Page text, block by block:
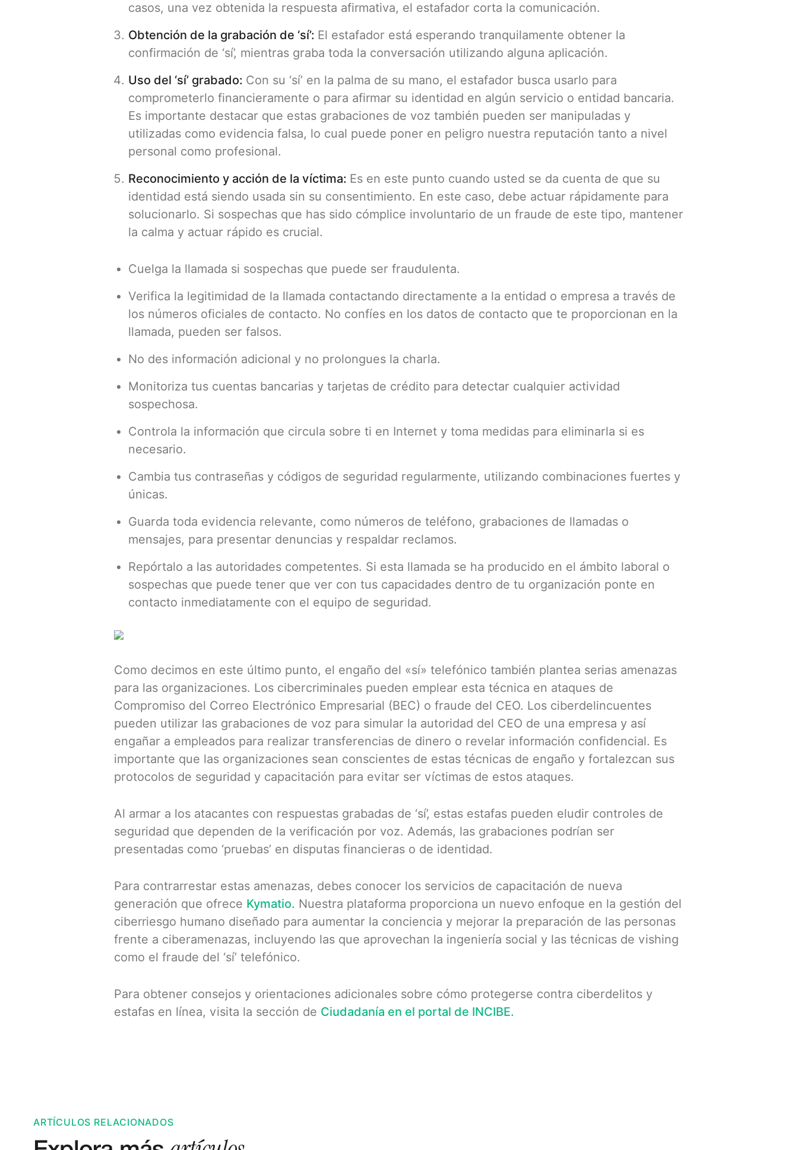
casos, una vez obtenida la respuesta afirmativa, el estafador corta la comunicación.
Obtención de la grabación de ‘sí’: El estafador está esperando tranquilamente obtener la
confirmación de ‘sí’, mientras graba toda la conversación utilizando alguna aplicación.
Uso del ‘sí’ grabado: Con su ‘sí’ en la palma de su mano, el estafador busca usarlo para
comprometerlo financieramente o para afirmar su identidad en algún servicio o entidad bancaria.
Es importante destacar que estas grabaciones de voz también pueden ser manipuladas y
utilizadas como evidencia falsa, lo cual puede poner en peligro nuestra reputación tanto a nivel
personal como profesional.
Reconocimiento y acción de la víctima: Es en este punto cuando usted se da cuenta de que su
identidad está siendo usada sin su consentimiento. En este caso, debe actuar rápidamente para
solucionarlo. Si sospechas que has sido cómplice involuntario de un fraude de este tipo, mantener
la calma y actuar rápido es crucial.
Cuelga la llamada si sospechas que puede ser fraudulenta.
Verifica la legitimidad de la llamada contactando directamente a la entidad o empresa a través de
los números oficiales de contacto. No confíes en los datos de contacto que te proporcionan en la
llamada, pueden ser falsos.
No des información adicional y no prolongues la charla.
Monitoriza tus cuentas bancarias y tarjetas de crédito para detectar cualquier actividad
sospechosa.
Controla la información que circula sobre ti en Internet y toma medidas para eliminarla si es
necesario.
Cambia tus contraseñas y códigos de seguridad regularmente, utilizando combinaciones fuertes y
únicas.
Guarda toda evidencia relevante, como números de teléfono, grabaciones de llamadas o
mensajes, para presentar denuncias y respaldar reclamos.
Repórtalo a las autoridades competentes. Si esta llamada se ha producido en el ámbito laboral o
sospechas que puede tener que ver con tus capacidades dentro de tu organización ponte en
contacto inmediatamente con el equipo de seguridad.
Como decimos en este último punto, el engaño del «sí» telefónico también plantea serias amenazas
para las organizaciones. Los cibercriminales pueden emplear esta técnica en ataques de
Compromiso del Correo Electrónico Empresarial (BEC) o fraude del CEO. Los ciberdelincuentes
pueden utilizar las grabaciones de voz para simular la autoridad del CEO de una empresa y así
engañar a empleados para realizar transferencias de dinero o revelar información confidencial. Es
importante que las organizaciones sean conscientes de estas técnicas de engaño y fortalezcan sus
protocolos de seguridad y capacitación para evitar ser víctimas de estos ataques.
Al armar a los atacantes con respuestas grabadas de ‘sí’, estas estafas pueden eludir controles de
seguridad que dependen de la verificación por voz. Además, las grabaciones podrían ser
presentadas como ‘pruebas’ en disputas financieras o de identidad.
Para contrarrestar estas amenazas, debes conocer los servicios de capacitación de nueva
generación que ofrece Kymatio. Nuestra plataforma proporciona un nuevo enfoque en la gestión del
ciberriesgo humano diseñado para aumentar la conciencia y mejorar la preparación de las personas
frente a ciberamenazas, incluyendo las que aprovechan la ingeniería social y las técnicas de vishing
como el fraude del ‘sí’ telefónico.
Para obtener consejos y orientaciones adicionales sobre cómo protegerse contra ciberdelitos y
estafas en línea, visita la sección de Ciudadanía en el portal de INCIBE.
ARTÍCULOS RELACIONADOS